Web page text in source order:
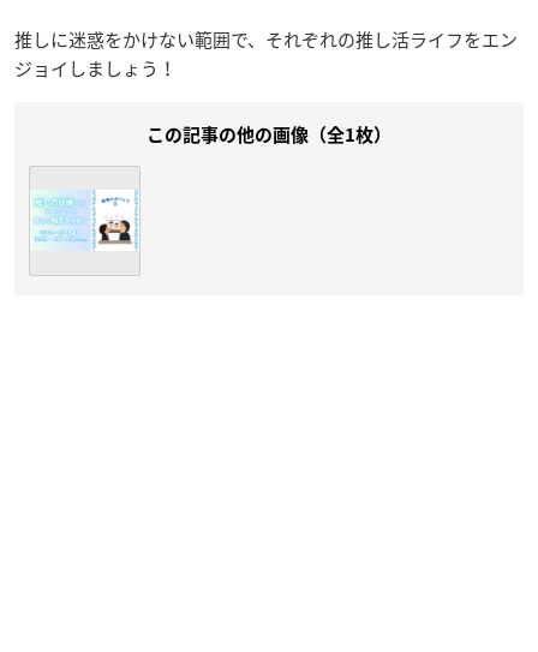
推しに迷惑をかけない範囲で、それぞれの推し活ライフをエン
ジョイしましょう！
この記事の他の画像（全1枚）